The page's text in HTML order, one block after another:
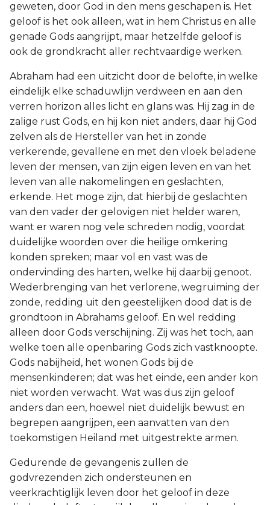
geweten, door God in den mens geschapen is. Het
geloof is het ook alleen, wat in hem Christus en alle
genade Gods aangrijpt, maar hetzelfde geloof is
ook de grondkracht aller rechtvaardige werken.
Abraham had een uitzicht door de belofte, in welke
eindelijk elke schaduwlijn verdween en aan den
verren horizon alles licht en glans was. Hij zag in de
zalige rust Gods, en hij kon niet anders, daar hij God
zelven als de Hersteller van het in zonde
verkerende, gevallene en met den vloek beladene
leven der mensen, van zijn eigen leven en van het
leven van alle nakomelingen en geslachten,
erkende. Het moge zijn, dat hierbij de geslachten
van den vader der gelovigen niet helder waren,
want er waren nog vele schreden nodig, voordat
duidelijke woorden over die heilige omkering
konden spreken; maar vol en vast was de
ondervinding des harten, welke hij daarbij genoot.
Wederbrenging van het verlorene, wegruiming der
zonde, redding uit den geestelijken dood dat is de
grondtoon in Abrahams geloof. En wel redding
alleen door Gods verschijning. Zij was het toch, aan
welke toen alle openbaring Gods zich vastknoopte.
Gods nabijheid, het wonen Gods bij de
mensenkinderen; dat was het einde, een ander kon
niet worden verwacht. Wat was dus zijn geloof
anders dan een, hoewel niet duidelijk bewust en
begrepen aangrijpen, een aanvatten van den
toekomstigen Heiland met uitgestrekte armen.
Gedurende de gevangenis zullen de
godvrezenden zich ondersteunen en
veerkrachtiglijk leven door het geloof in deze